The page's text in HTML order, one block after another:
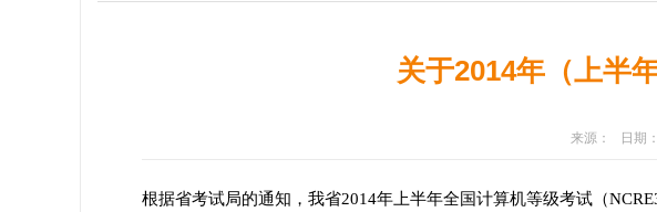
关于2014年（上半
来源： 日期：
根据省考试局的通知，我省2014年上半年全国计算机等级考试（